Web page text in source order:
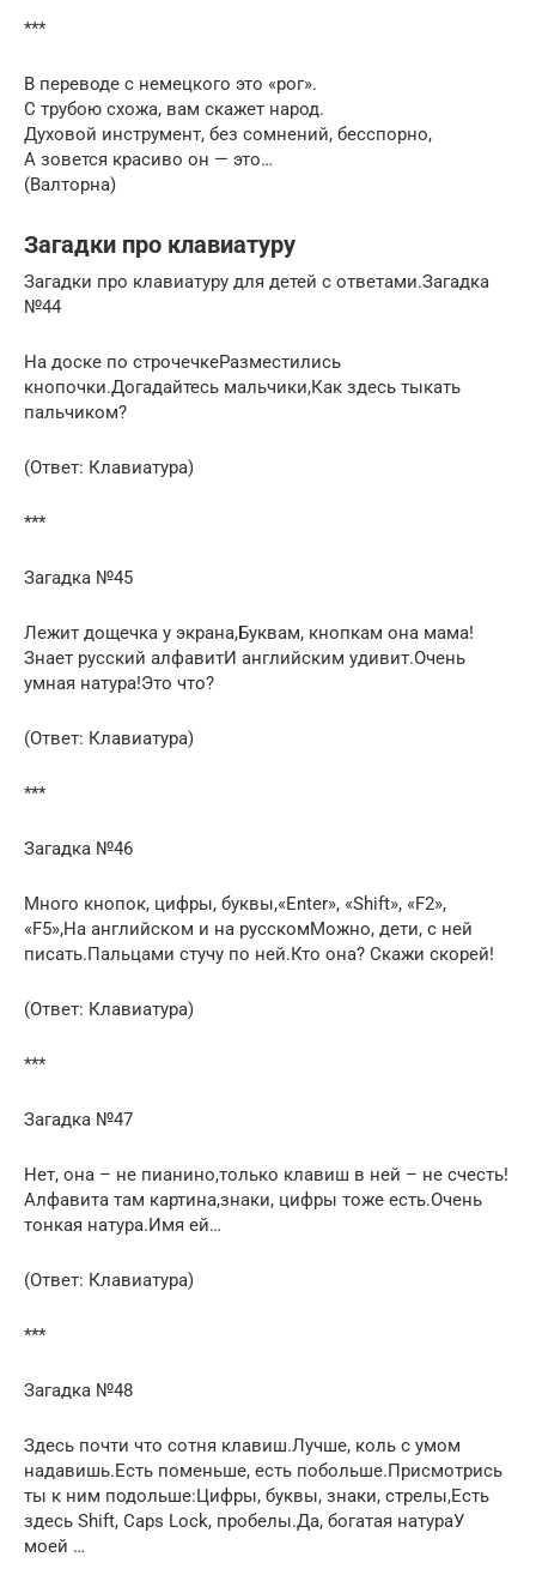
***
В переводе с немецкого это «рог».
С трубою схожа, вам скажет народ.
Духовой инструмент, без сомнений, бесспорно,
А зовется красиво он — это…
(Валторна)
Загадки про клавиатуру
Загадки про клавиатуру для детей с ответами.Загадка
№44
На доске по строчечкеРазместились
кнопочки.Догадайтесь мальчики,Как здесь тыкать
пальчиком?
(Ответ: Клавиатура)
***
Загадка №45
Лежит дощечка у экрана,Буквам­, кнопкам она мама!
Знает русский алфавитИ английским удивит.Очень
умная натура!Это что?
(Ответ: Клавиатура)
***
Загадка №46
Много кнопок, цифры, буквы,«Enter», «Shift», «F2»,
«F5»,На английском и на русскомМожно, дети, с ней
писать.Пальцами стучу по ней.Кто она? Скажи скорей!
(Ответ: Клавиатура)
***
Загадка №47
Нет, она – не пианино,только клавиш в ней – не счесть!
Алфавита там картина,знаки, цифры тоже есть.Очень
тонкая натура.Имя ей…
(Ответ: Клавиатура)
***
Загадка №48
Здесь почти что сотня клавиш.Лучше, коль с умом
надавишь.Есть поменьше, есть побольше.Присмотрись
ты к ним подольше:Цифры, буквы, знаки, стрелы,Есть
здесь Shift, Caps Lock, пробелы.Да, богатая натураУ
моей …